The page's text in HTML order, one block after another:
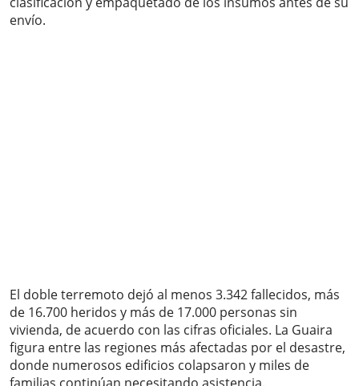
envío.
El doble terremoto dejó al menos 3.342 fallecidos, más
de 16.700 heridos y más de 17.000 personas sin
vivienda, de acuerdo con las cifras oficiales. La Guaira
figura entre las regiones más afectadas por el desastre,
donde numerosos edificios colapsaron y miles de